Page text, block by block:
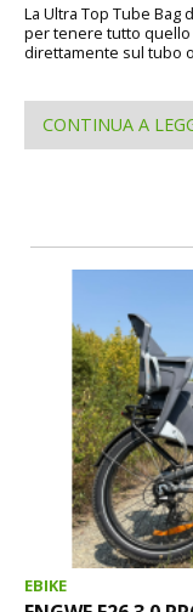
La Ultra Top Tube Bag
per tenere tutto quello
direttamente sul tubo
CONTINUA A
EBIKE